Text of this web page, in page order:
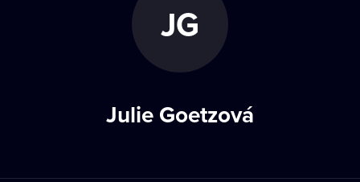
JG
Julie Goetzová